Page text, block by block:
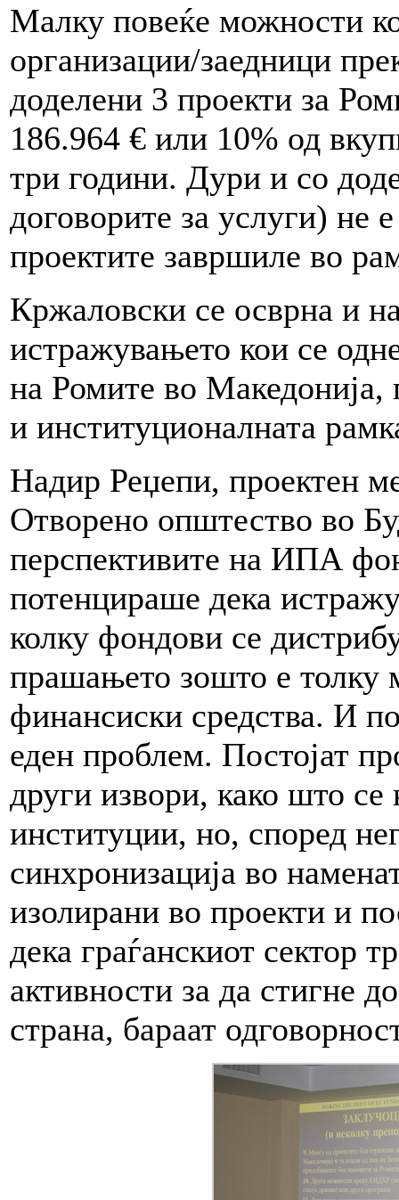
Малку повеќе можности
организации/заедници
доделени 3 проекти за
186.964 € или 10% од
три години. Дури и со
договорите за услуги) не
проектите завршиле во
Кржаловски се осврна и
истражувањето кои се
на Ромите во Македонија,
и институционалната
Надир Реџепи, проектен
Отворено општество во
перспективите на ИПА
потенцираше дека
колку фондови се
прашањето зошто е толку
финансиски средства. И
еден проблем. Постојат
други извори, како што
институции, но, според
синхронизација во
изолирани во проекти и
дека граѓанскиот сектор
активности за да стигне
страна, бараат